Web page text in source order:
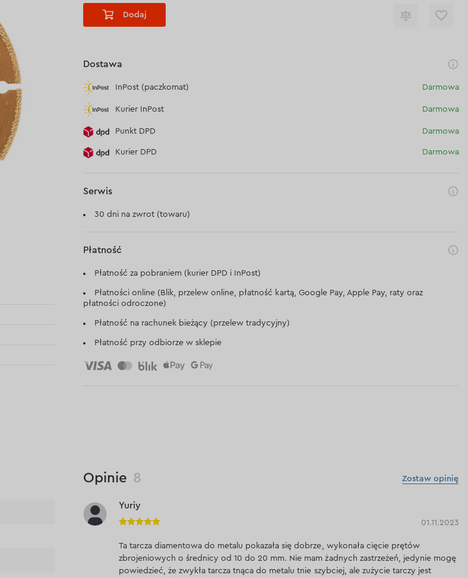
Dodaj
Dostawa
InPost (paczkomat) Darmowa
Kurier InPost Darmowa
Punkt DPD Darmowa
Kurier DPD Darmowa
Serwis
30 dni na zwrot (towaru)
Płatność
Płatność za pobraniem (kurier DPD i InPost)
Płatności online (Blik, przelew online, płatność kartą, Google Pay, Apple Pay, raty oraz
płatności odroczone)
Płatność na rachunek bieżący (przelew tradycyjny)
Płatność przy odbiorze w sklepie
Zostaw opinię
Opinie 8
Yuriy
01.11.2023
Ta tarcza diamentowa do metalu pokazała się dobrze, wykonała cięcie prętów
zbrojeniowych o średnicy od 10 do 20 mm. Nie mam żadnych zastrzeżeń, jedynie mogę
powiedzieć, że zwykła tarcza tnąca do metalu tnie szybciej, ale zużycie tarczy jest